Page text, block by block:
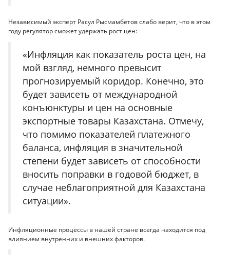
Независимый эксперт Расул Рысмамбетов слабо верит, что в этом
году регулятор сможет удержать рост цен:
«Инфляция как показатель роста цен, на
мой взгляд, немного превысит
прогнозируемый коридор. Конечно, это
будет зависеть от международной
конъюнктуры и цен на основные
экспортные товары Казахстана. Отмечу,
что помимо показателей платежного
баланса, инфляция в значительной
степени будет зависеть от способности
вносить поправки в годовой бюджет, в
случае неблагоприятной для Казахстана
ситуации».
Инфляционные процессы в нашей стране всегда находится под
влиянием внутренних и внешних факторов.